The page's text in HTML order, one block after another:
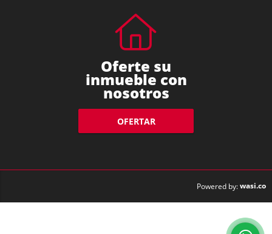
Oferte su
inmueble con
nosotros
OFERTAR
Powered by:wasi.co